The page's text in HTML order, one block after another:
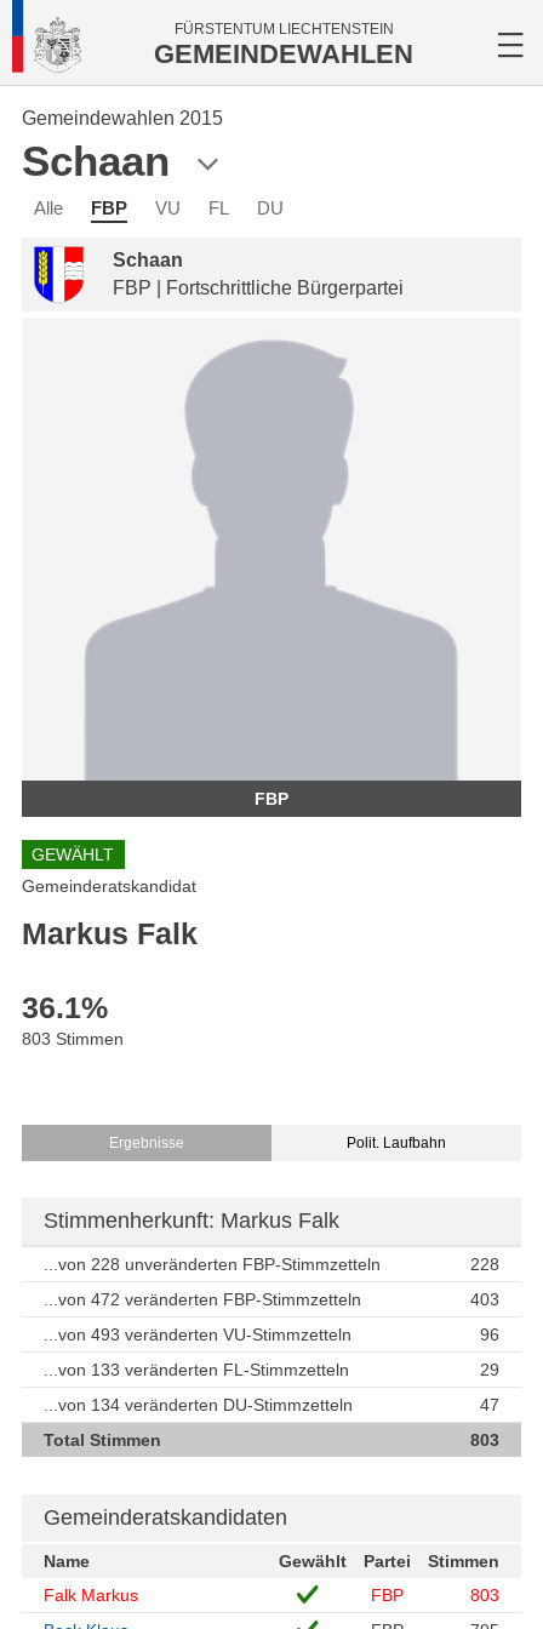
FÜRSTENTUM LIECHTENSTEIN
GEMEINDEWAHLEN
Gemeindewahlen 2015
Schaan
Alle FBP VU FL DU
Schaan
FBP | Fortschrittliche Bürgerpartei
FBP
GEWÄHLT
Gemeinderatskandidat
Markus Falk
36.1%
803 Stimmen
Ergebnisse Polit. Laufbahn
Stimmenherkunft: Markus Falk
...von 228 unveränderten FBP-Stimmzetteln
228
...von 472 veränderten FBP-Stimmzetteln
403
...von 493 veränderten VU-Stimmzetteln
96
...von 133 veränderten FL-Stimmzetteln
29
...von 134 veränderten DU-Stimmzetteln
47
Total Stimmen
803
Gemeinderatskandidaten
Name Gewählt Partei
Stimmen
Falk Markus
FBP
803